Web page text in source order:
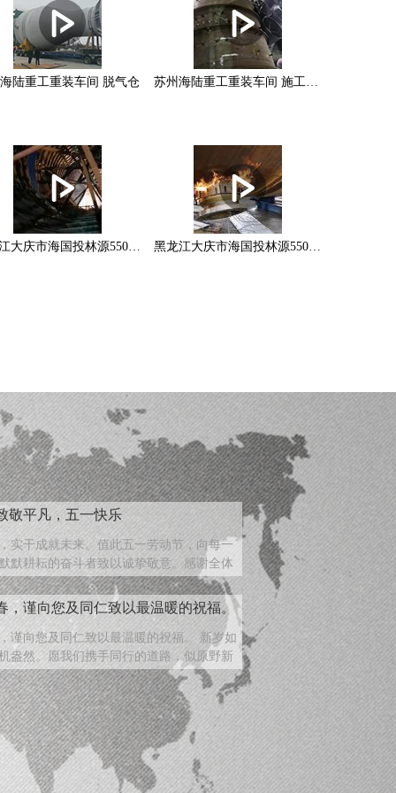
陆重工重装车间 脱气仓
敬平凡，五一快乐
实干成就未来。值此五一劳动节，向每一
默耕耘的奋斗者致以诚挚敬意。感谢全体
使命，以匠心深耕...
，谨向您及同仁致以最温暖的祝福。
谨向您及同仁致以最温暖的祝福。 新岁如
盎然。愿我们携手同行的道路，似原野新
共绘